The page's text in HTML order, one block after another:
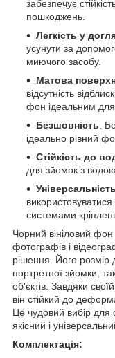
забезпечує
пошкоджень.
Легкість у
усунути за
миючого засобу.
Матова
відсутність
фон ідеальним
Безшовність .
ідеально рівний
Стійкість до
для зйомок з
системами
Чорний вініловий
фотографів і
рішення. Його розмір
портретної зйомки,
об'єктів. Завдяки своїй
він стійкий до
Це чудовий вибір для
якісний і
Комплектація: